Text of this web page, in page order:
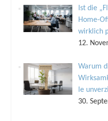
Ist die
Home-
wirklich
12.
Warum
le
30.